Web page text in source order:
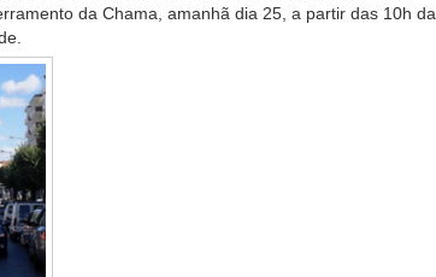
da Chama, amanhã dia 25, a partir das 10h da